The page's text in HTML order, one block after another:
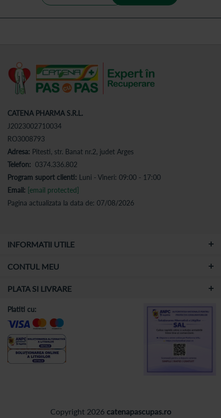
CATENA PHARMA S.R.L.
J2023002710034
RO3008793
Adresa: Pitesti, str. Banat nr.2, judet Arges
Telefon: 0374.336.802
Program suport clienti: Luni - Vineri: 09:00 - 17:00
Email: [email protected]
Pagina actualizata la data de: 07/08/2026
INFORMATII UTILE
CONTUL MEU
PLATA SI LIVRARE
Copyright 2026 catenapascupas.ro
Platiti cu: